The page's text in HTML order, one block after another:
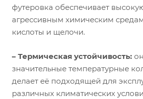
футеровка обеспечивает
агрессивным химическим
кислоты и щелочи.
– Термическая устойчивость:
значительные температурные
делает её подходящей для
различных климатических